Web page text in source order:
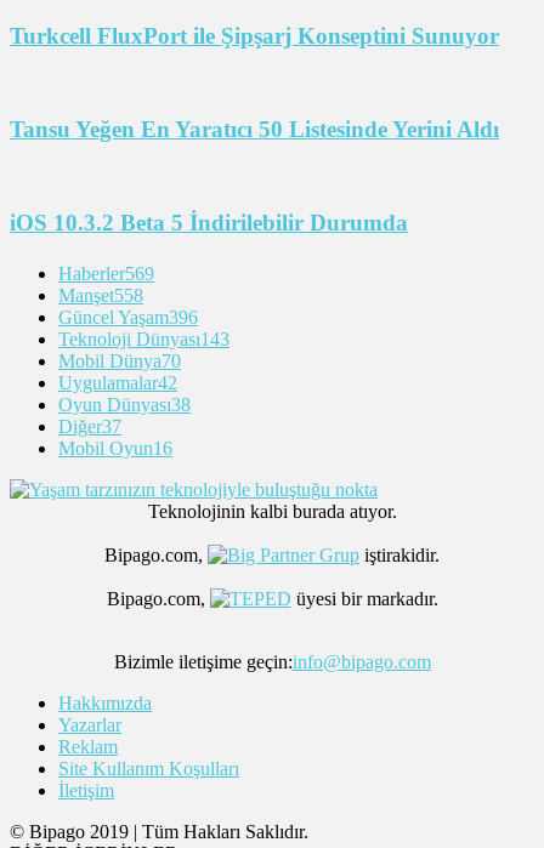
Turkcell FluxPort ile Şipşarj Konseptini Sunuyor
Tansu Yeğen En Yaratıcı 50 Listesinde Yerini Aldı
iOS 10.3.2 Beta 5 İndirilebilir Durumda
Haberler569
Manşet558
Güncel Yaşam396
Teknoloji Dünyası143
Mobil Dünya70
Uygulamalar42
Oyun Dünyası38
Diğer37
Mobil Oyun16
Teknolojinin kalbi burada atıyor.
Bipago.com, iştirakidir.
Bipago.com, üyesi bir markadır.
Bizimle iletişime geçin:info@bipago.com
Hakkımızda
Yazarlar
Reklam
Site Kullanım Koşulları
İletişim
© Bipago 2019 | Tüm Hakları Saklıdır.